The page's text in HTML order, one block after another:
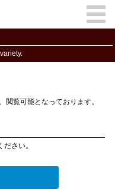
Location
Map
覧可能となっております。
さい。